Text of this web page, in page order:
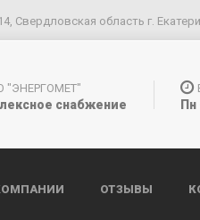
Свердловская область г.
ОТЗЫВЫ
"ЭНЕРГОМЕТ"
снабжение Пн